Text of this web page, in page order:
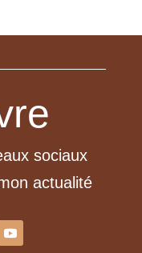
sociaux
actualité